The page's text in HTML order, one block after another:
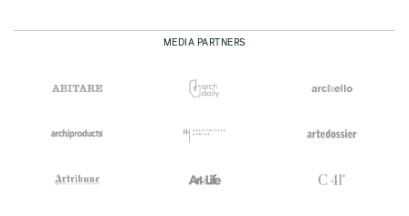
MEDIA PARTNERS